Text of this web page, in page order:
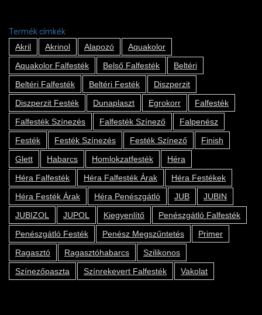
Termék címkék
Akril
Akrinol Alapozó
Aquakolor
Aquakolor Falfesték
Belső Falfesték
Beltéri
Beltéri Falfesték
Beltéri Festék
Diszperzit
Diszperzit Festék
Dunaplaszt Egrokorr
Falfesték
Falfesték Színezés
Falfesték Színező
Falpenész
Festék
Festék Színezés Festék Színező
Finish
Glett
Habarcs Homlokzatfesték
Héra
Héra Falfesték
Héra Falfesték Árak
Héra Festékek
Héra Festék Árak
Héra Penészgátló JUB
JUBIN
JUBIZOL
JUPOL Kiegyenlítő
Penészgátló Falfesték
Penészgátló Festék
Penész Megszűntetés
Primer
Ragasztó
Ragasztóhabarcs
Szilikonos
Színezőpaszta
Színrekevert Falfesték Vakolat